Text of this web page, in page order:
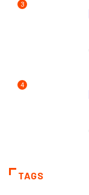
3
4
TAGS